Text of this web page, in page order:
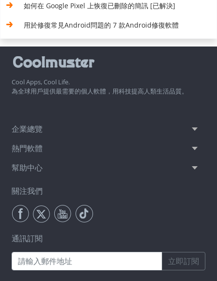
如何在 Google Pixel 上恢復已刪除的簡訊 [已解決]
用於修復常見Android問題的 7 款Android修復軟體
Cool Apps, Cool Life.
為全球用戶提供最需要的個人軟體，用科技提高人類生活品質。
企業總覽
熱門軟體
幫助中心
關注我們
通訊訂閱
立即訂閱